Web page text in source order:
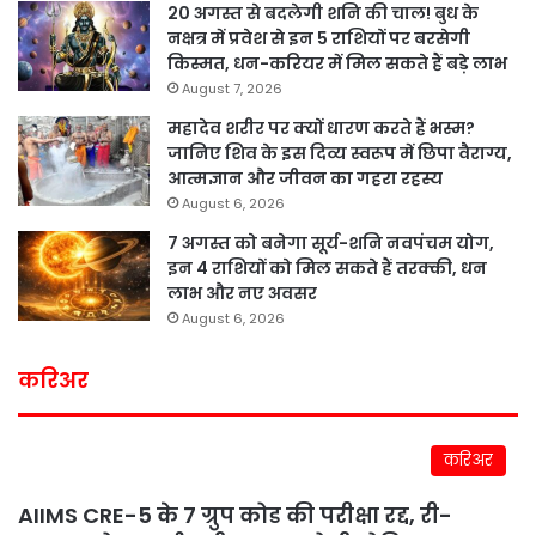
20 अगस्त से बदलेगी शनि की चाल! बुध के
नक्षत्र में प्रवेश से इन 5 राशियों पर बरसेगी
किस्मत, धन-करियर में मिल सकते हैं बड़े लाभ
August 7, 2026
महादेव शरीर पर क्यों धारण करते हैं भस्म?
जानिए शिव के इस दिव्य स्वरूप में छिपा वैराग्य,
आत्मज्ञान और जीवन का गहरा रहस्य
August 6, 2026
7 अगस्त को बनेगा सूर्य-शनि नवपंचम योग,
इन 4 राशियों को मिल सकते हैं तरक्की, धन
लाभ और नए अवसर
August 6, 2026
करिअर
करिअर
AIIMS CRE-5 के 7 ग्रुप कोड की परीक्षा रद्द, री-